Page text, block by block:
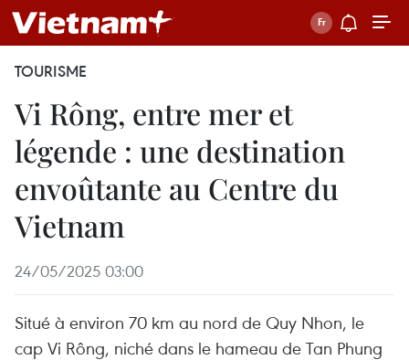
TOURISME
Vi Rông, entre mer et
légende : une destination
envoûtante au Centre du
Vietnam
24/05/2025 03:00
Situé à environ 70 km au nord de Quy Nhon, le
cap Vi Rông, niché dans le hameau de Tan Phung